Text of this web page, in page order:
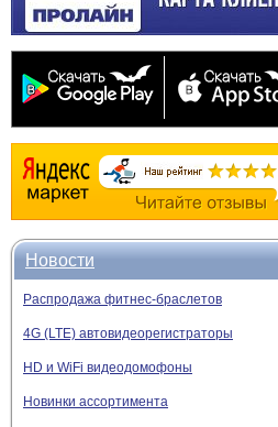
Новости
Распродажа фитнес-браслетов
4G (LTE) автовидеорегистраторы
HD и WiFi видеодомофоны
Новинки ассортимента